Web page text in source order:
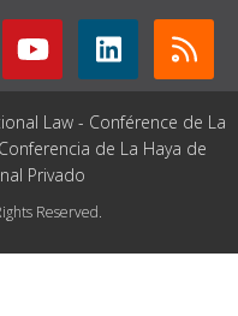
Law - Conférence de La
de La Haya de
Privado
Reserved.